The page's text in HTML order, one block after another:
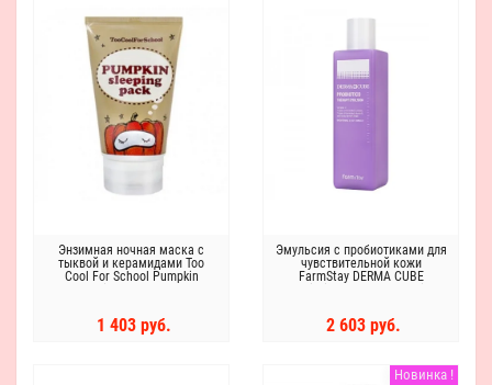
Энзимная ночная маска с
тыквой и керамидами Too
Cool For School Pumpkin
1 403 руб.
Эмульсия с пробиотиками для
чувствительной кожи
FarmStay DERMA CUBE
2 603 руб.
Новинка !